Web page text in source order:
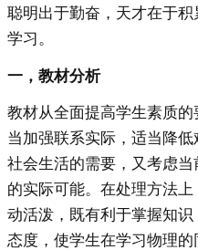
聪明出于勤奋，天才在于
学习。
一，教材分析
教材从全面提高学生素质
当加强联系实际，适当降
社会生活的需要，又考虑
的实际可能。在处理方法
动活泼，既有利于掌握知
态度，使学生在学习物理的